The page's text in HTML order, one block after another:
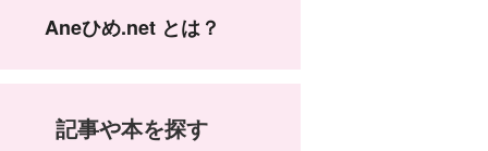
Aneひめ.net とは？
記事や本を探す